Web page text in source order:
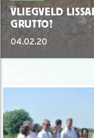
VLIEGVELD
GRUTTO?
04.02.20